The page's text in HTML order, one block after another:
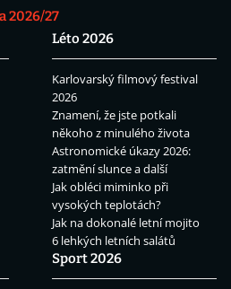
2026/27
Léto 2026
Karlovarský filmový festival
2026
Znamení, že jste potkali
někoho z minulého života
Astronomické úkazy 2026:
zatmění slunce a další
Jak obléci miminko při
vysokých teplotách?
Jak na dokonalé letní mojito
6 lehkých letních salátů
Sport 2026